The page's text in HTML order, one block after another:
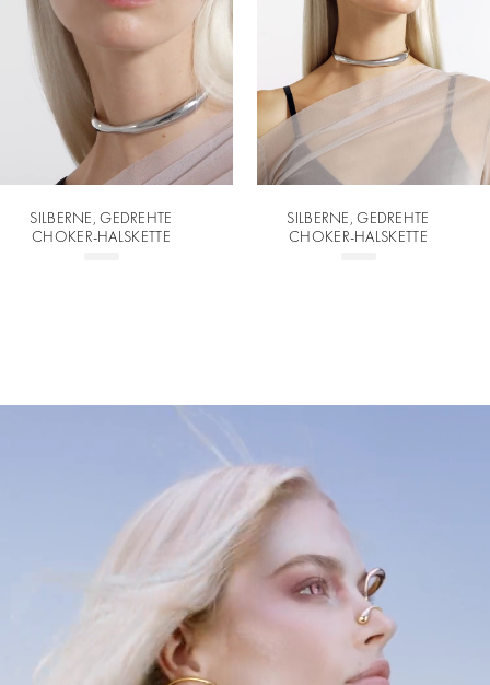
SILBERNE, GEDREHTE
CHOKER-HALSKETTE
SILBERNE, GEDREHTE
CHOKER-HALSKETTE